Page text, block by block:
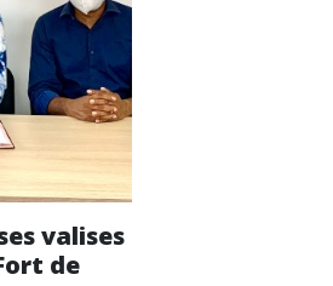
valises
de